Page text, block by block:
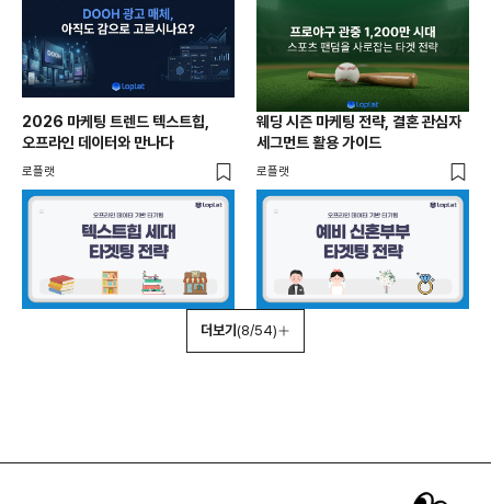
2026 마케팅 트렌드 텍스트힙,
오프라인 데이터와 만나다
로플랫
웨딩 시즌 마케팅 전략, 결혼 관심자
세그먼트 활용 가이드
로플랫
더보기 (8/54)